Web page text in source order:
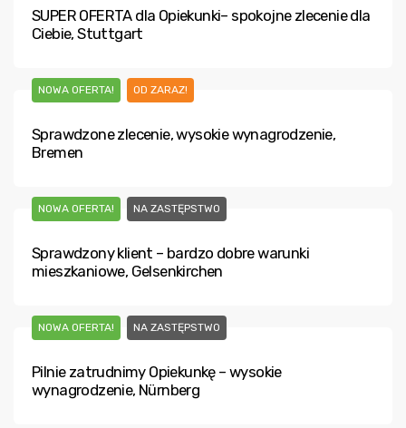
SUPER OFERTA dla Opiekunki– spokojne zlecenie dla
Ciebie, Stuttgart
NOWA OFERTA! OD ZARAZ!
Sprawdzone zlecenie, wysokie wynagrodzenie,
Bremen
NOWA OFERTA! NA ZASTĘPSTWO
Sprawdzony klient – bardzo dobre warunki
mieszkaniowe, Gelsenkirchen
NOWA OFERTA! NA ZASTĘPSTWO
Pilnie zatrudnimy Opiekunkę – wysokie
wynagrodzenie, Nürnberg